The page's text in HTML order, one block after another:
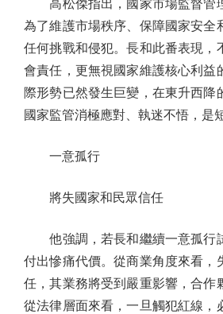
高松傑指出，國家市場監督管
為了維護市場秩序、保障國家安全
任何挑戰和侵犯。長和此番表現，
會責任，更無視國家維護核心利益
際形勢已然發生巨變，在東升西降
國家監管消極應對、執迷不悟，是
一意孤行
將失國家和民眾信任
他強調，若長和繼續一意孤行
付出慘痛代價。從商業角度來看，
任，其業務將受到嚴重影響，合作
從法律層面來看，一旦觸犯紅線，